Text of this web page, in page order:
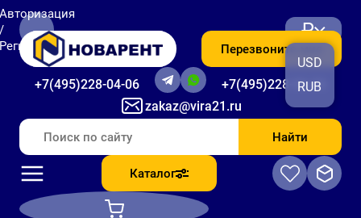
zakaz@vira21.ru
+7(495)228-04-06 +7(495)228-06-56
Перезвоните мне
₽
USD
RUB
Найти
Каталог